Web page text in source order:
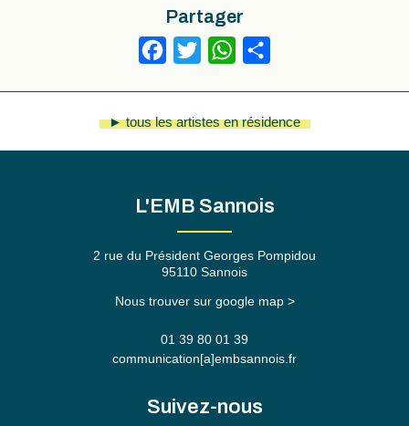
Partager
Facebook
Twitter WhatsApp
► tous les artistes en résidence
L'EMB Sannois
2 rue du Président Georges Pompidou
95110 Sannois
Nous trouver sur google map >
01 39 80 01 39
communication[a]embsannois.fr
Suivez-nous